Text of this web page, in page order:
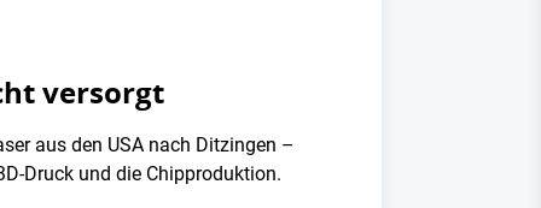
versorgt
aus den USA nach Ditzingen –
Druck und die Chipproduktion.